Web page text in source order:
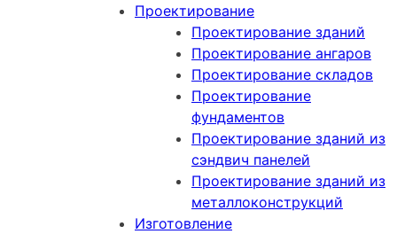
Проектирование
Проектирование зданий
Проектирование ангаров
Проектирование складов
Проектирование
фундаментов
Проектирование зданий из
сэндвич панелей
Проектирование зданий из
металлоконструкций
Изготовление